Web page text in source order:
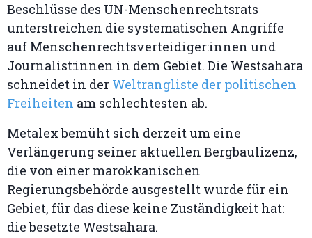
Beschlüsse des UN-Menschenrechtsrats
unterstreichen die systematischen Angriffe
auf Menschenrechtsverteidiger:innen und
Journalist:innen in dem Gebiet. Die Westsahara
schneidet in der Weltrangliste der politischen
Freiheiten am schlechtesten ab.
Metalex bemüht sich derzeit um eine
Verlängerung seiner aktuellen Bergbaulizenz,
die von einer marokkanischen
Regierungsbehörde ausgestellt wurde für ein
Gebiet, für das diese keine Zuständigkeit hat:
die besetzte Westsahara.